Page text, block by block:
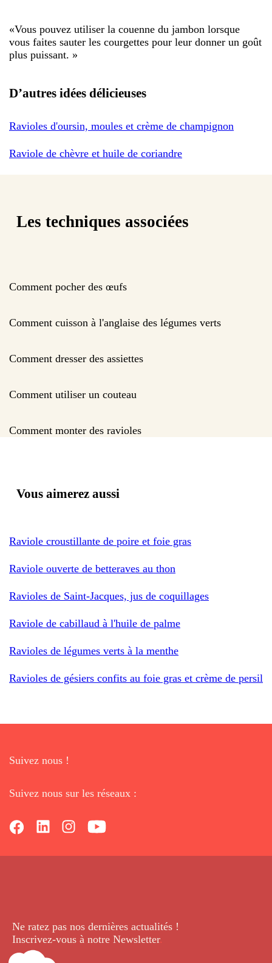
«Vous pouvez utiliser la couenne du jambon lorsque
vous faites sauter les courgettes pour leur donner un goût
plus puissant. »
D’autres idées délicieuses
Ravioles d'oursin, moules et crème de champignon
Raviole de chèvre et huile de coriandre
Les techniques associées
Comment pocher des œufs
Comment cuisson à l'anglaise des légumes verts
Comment dresser des assiettes
Comment utiliser un couteau
Comment monter des ravioles
Vous aimerez aussi
Raviole croustillante de poire et foie gras
Raviole ouverte de betteraves au thon
Ravioles de Saint-Jacques, jus de coquillages
Raviole de cabillaud à l'huile de palme
Ravioles de légumes verts à la menthe
Ravioles de gésiers confits au foie gras et crème de persil
Suivez nous !
Suivez nous sur les réseaux :
Ne ratez pas nos dernières actualités !
Inscrivez-vous à notre Newsletter.